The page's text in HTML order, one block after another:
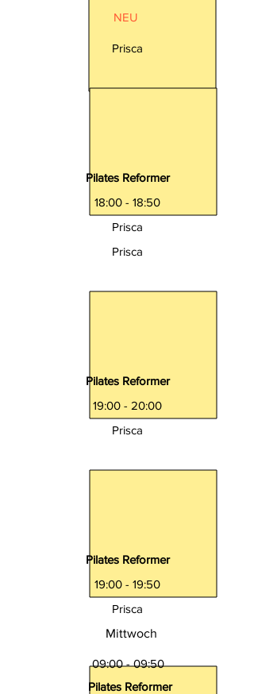
NEU
Prisca
Pilates Reformer
18:00 - 18:50
Prisca
Prisca
Pilates Reformer
19:00 - 20:00
Prisca
Pilates Reformer
19:00 - 19:50
Prisca
Mittwoch
09:00 - 09:50
Pilates Reformer